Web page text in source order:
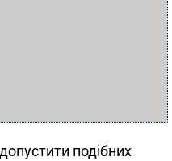
подібних